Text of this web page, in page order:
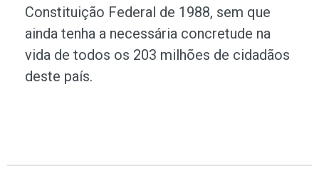
Constituição Federal de 1988, sem que
ainda tenha a necessária concretude na
vida de todos os 203 milhões de cidadãos
deste país.